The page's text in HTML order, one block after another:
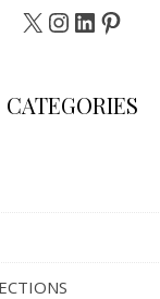
X Instagram
LinkedInPinterest
CATEGORIES